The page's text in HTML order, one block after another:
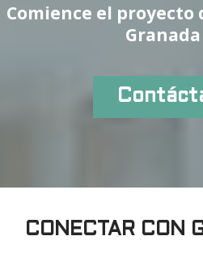
Comience el proyecto
CONECTAR CON